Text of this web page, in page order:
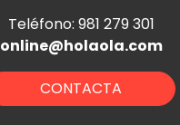
Teléfono: 981 279 301
online@holaola.com
CONTACTA